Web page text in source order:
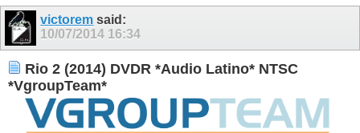
11 13
victorem said:
10/07/2014 16:34
Rio 2 (2014) DVDR *Audio Latino* NTSC
*VgroupTeam*